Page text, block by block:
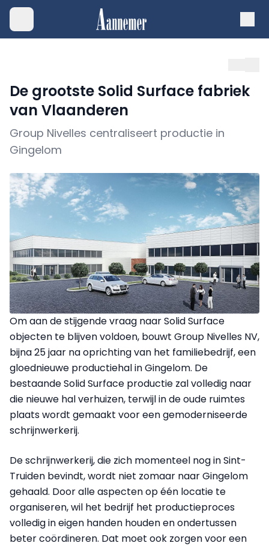
De grootste Solid Surface fabriek
van Vlaanderen
Group Nivelles centraliseert productie in
Gingelom
Om aan de stijgende vraag naar Solid Surface
objecten te blijven voldoen, bouwt Group Nivelles NV,
bijna 25 jaar na oprichting van het familiebedrijf, een
gloednieuwe productiehal in Gingelom. De
bestaande Solid Surface productie zal volledig naar
die nieuwe hal verhuizen, terwijl in de oude ruimtes
plaats wordt gemaakt voor een gemoderniseerde
schrijnwerkerij.
De schrijnwerkerij, die zich momenteel nog in Sint-
Truiden bevindt, wordt niet zomaar naar Gingelom
gehaald. Door alle aspecten op één locatie te
organiseren, wil het bedrijf het productieproces
volledig in eigen handen houden en ondertussen
beter coördineren. Dat moet ook zorgen voor een